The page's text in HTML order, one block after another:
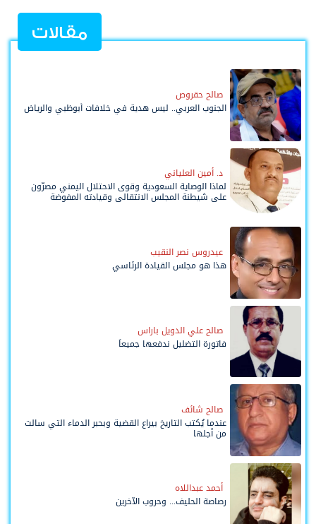
مقالات
صالح حقروص
الجنوب العربي.. ليس هدية في خلافات أبوظبي والرياض
د. أمين العلياني
لماذا الوصاية السعودية وقوى الاحتلال اليمني مصرّون
على شيطنة المجلس الانتقالي وقيادته المفوضة
عيدروس نصر النقيب
هذا هو مجلس القيادة الرئاسي
صالح علي الدويل باراس
فاتورة التضليل ندفعها جميعاً
صالح شائف
عندما يُكتب التاريخ بيراع القضية وبحبر الدماء التي سالت
من أجلها
أحمد عبداللاه
رصاصة الحليف... وحروب الآخرين